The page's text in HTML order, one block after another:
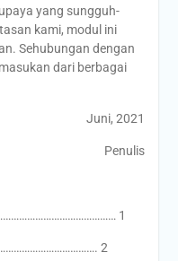
yang sungguh-
kami, modul ini
Sehubungan dengan
dari berbagai
Juni, 2021
Penulis
1
2